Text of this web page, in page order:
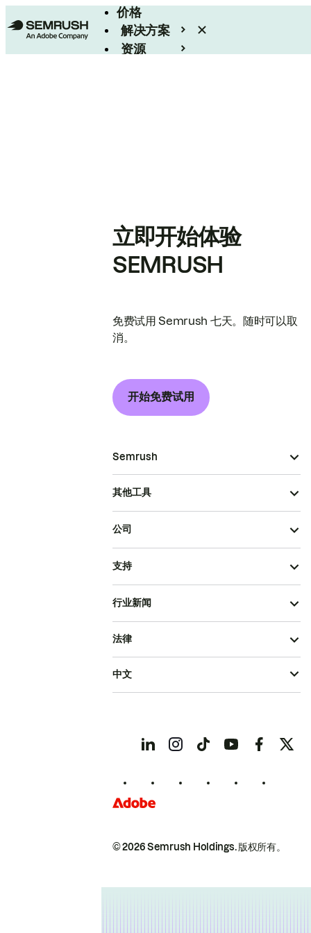
价格
解决方案
资源
立即开始体验
SEMRUSH
免费试用 Semrush 七天。随时可以取
消。
开始免费试用
Semrush
其他工具
公司
支持
行业新闻
© 2026 Semrush Holdings.版权所有。
法律
中文